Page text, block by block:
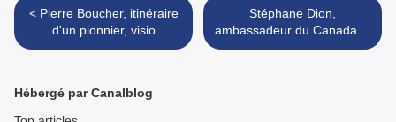
< Pierre Boucher, itinéraire
d'un pionnier, visio
conférence samedi 22 avril
Stéphane Dion,
ambassadeur du Canada, à
Mortagne sur la trace de
Hébergé par Canalblog